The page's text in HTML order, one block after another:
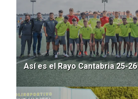
Así es el Rayo Cantabria 25-26